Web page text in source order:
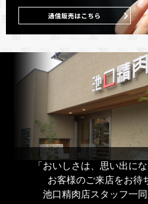
「おいしさは、思い出に
お客様のご来店をお待
池口精肉店スタッフ一同